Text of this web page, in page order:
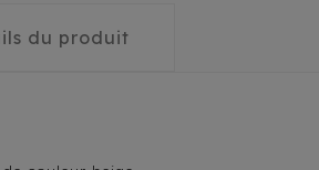
du produit